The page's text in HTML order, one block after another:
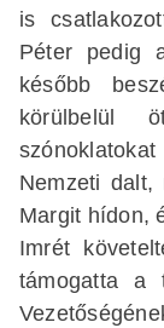
is
Péter pedig
később
körülbelül
Nemzeti
Margit hídon,
Imrét
támogatta a